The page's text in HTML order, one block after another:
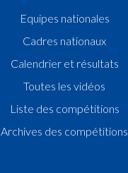
Equipes nationales
Cadres nationaux
Calendrier et résultats
Toutes les vidéos
Liste des compétitions
Archives des compétitions